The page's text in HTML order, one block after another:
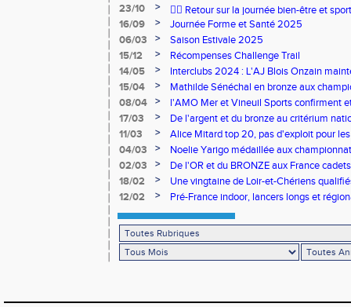
23/10
>
🧘‍♀️ Retour sur la journée bien-être et
16/09
>
Journée Forme et Santé 2025
06/03
>
Saison Estivale 2025
15/12
>
Récompenses Challenge Trail
14/05
>
Interclubs 2024 : L'AJ Blois Onzain
Romorantin en N2B
15/04 >
Mathilde Sénéchal en bronze aux
08/04
>
l'AMO Mer et Vineuil Sports confirment
benjamins
17/03 >
De l'argent et du bronze au critérium
11/03
>
Alice Mitard top 20, pas d'exploit pour
04/03
>
Noelie Yarigo médaillée aux
02/03
>
De l'OR et du BRONZE aux France
18/02
>
Une vingtaine de Loir-et-Chériens
12/02
> Pré-France indoor, lancers longs et